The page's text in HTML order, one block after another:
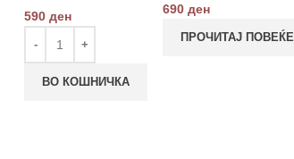
590 ден
ВО КОШНИЧКА
690 ден
ПРОЧИТАЈ ПОВЕЌЕ